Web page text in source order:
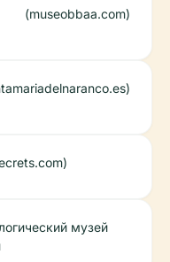
(museobbaa.com)
музей